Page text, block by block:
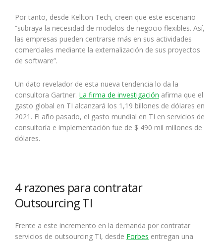
Por tanto, desde Kellton Tech, creen que este escenario
“subraya la necesidad de modelos de negocio flexibles. Así,
las empresas pueden centrarse más en sus actividades
comerciales mediante la externalización de sus proyectos
de software”.
Un dato revelador de esta nueva tendencia lo da la
consultora Gartner. La firma de investigación afirma que el
gasto global en TI alcanzará los 1,19 billones de dólares en
2021. El año pasado, el gasto mundial en TI en servicios de
consultoría e implementación fue de $ 490 mil millones de
dólares.
4 razones para contratar
Outsourcing TI
Frente a este incremento en la demanda por contratar
servicios de outsourcing TI, desde Forbes entregan una